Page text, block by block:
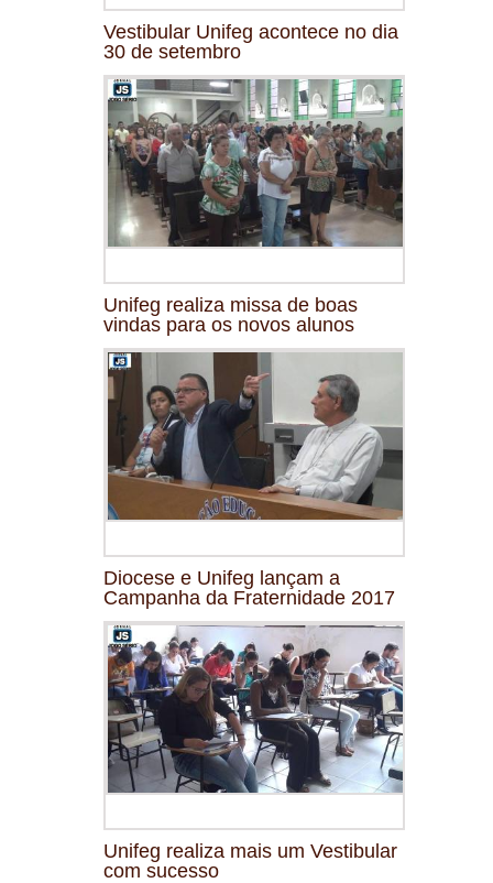
Vestibular Unifeg acontece no dia
30 de setembro
Unifeg realiza missa de boas
vindas para os novos alunos
Diocese e Unifeg lançam a
Campanha da Fraternidade 2017
Unifeg realiza mais um Vestibular
com sucesso